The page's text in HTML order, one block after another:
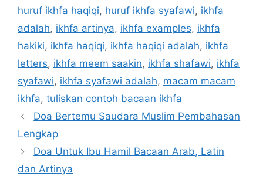
huruf ikhfa haqiqi, huruf ikhfa syafawi, ikhfa
adalah, ikhfa artinya, ikhfa examples, ikhfa
hakiki, ikhfa haqiqi, ikhfa haqiqi adalah, ikhfa
letters, ikhfa meem saakin, ikhfa shafawi, ikhfa
syafawi, ikhfa syafawi adalah, macam macam
ikhfa, tuliskan contoh bacaan ikhfa
Doa Bertemu Saudara Muslim Pembahasan
Lengkap
Doa Untuk Ibu Hamil Bacaan Arab, Latin
dan Artinya